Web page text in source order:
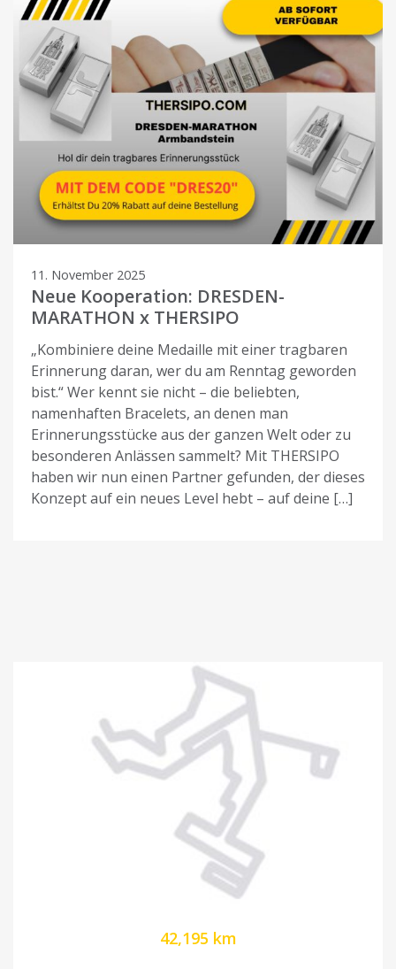
11. November 2025
Neue Kooperation: DRESDEN-
MARATHON x THERSIPO
„Kombiniere deine Medaille mit einer tragbaren
Erinnerung daran, wer du am Renntag geworden
bist.“ Wer kennt sie nicht – die beliebten,
namenhaften Bracelets, an denen man
Erinnerungsstücke aus der ganzen Welt oder zu
besonderen Anlässen sammelt? Mit THERSIPO
haben wir nun einen Partner gefunden, der dieses
Konzept auf ein neues Level hebt – auf deine […]
42,195 km